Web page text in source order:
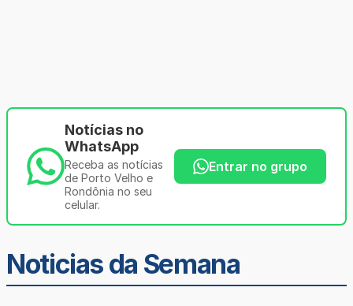
Notícias no
WhatsApp
Receba as notícias
de Porto Velho e
Rondônia no seu
celular.
Entrar no grupo
Noticias da Semana